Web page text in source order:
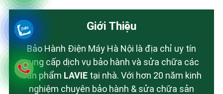
Giới Thiệu
Bảo Hành Điện Máy Hà Nội là địa chỉ uy tín
cung cấp dịch vụ bảo hành và sửa chữa các
sản phẩm LAVIEtại nhà. Với hơn 20 năm kinh
nghiệm chuyên bảo hành & sửa chữa sản